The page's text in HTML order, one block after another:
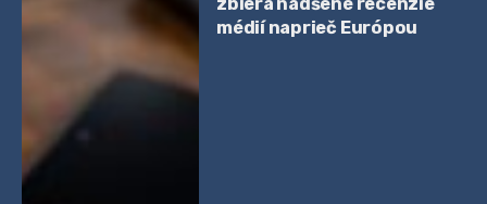
médií naprieč Európou